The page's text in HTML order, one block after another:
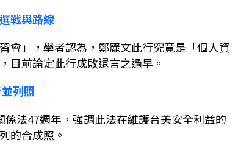
戰與路線
會」，學者認為，鄭麗文此行究竟是「個人資
目前論定此行成敗還言之過早。
列照
係法47週年，強調此法在維護台美安全利益的
的合成照。